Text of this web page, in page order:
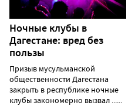
Ночные клубы в
Дагестане: вред без
пользы
Призыв мусульманской
общественности Дагестана
закрыть в республике ночные
клубы закономерно вызвал ......